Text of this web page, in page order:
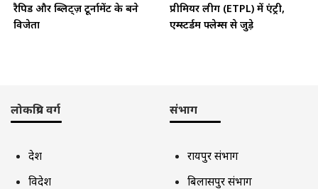
रैपिड और ब्लिट्ज़ टूर्नामेंट के बने
विजेता
प्रीमियर लीग (ETPL) में एंट्री,
एम्स्टर्डम फ्लेम्स से जुड़े
लोकप्रिय वर्ग
देश
विदेश
संभाग
रायपुर संभाग
बिलासपुर संभाग